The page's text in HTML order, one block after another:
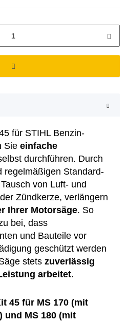
für STIHL Benzin-
Sie einfache
durchführen. Durch
regelmäßigen Standard-
von Luft- und
Zündkerze, verlängern
Ihrer Motorsäge. So
bei, dass
und Bauteile vor
geschützt werden
stets zuverlässig
arbeitet.
45 für MS 170 (mit
und MS 180 (mit